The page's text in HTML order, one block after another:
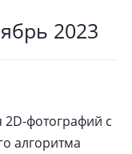
2023
2D-фотографий с
алгоритма